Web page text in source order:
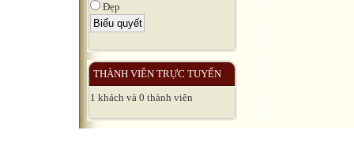
Đẹp
THÀNH VIÊN TRỰC TUYẾN
1 khách và 0 thành viên